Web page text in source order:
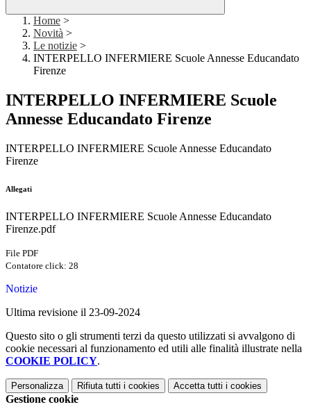
Home >
Novità >
Le notizie >
INTERPELLO INFERMIERE Scuole Annesse Educandato
Firenze
INTERPELLO INFERMIERE Scuole
Annesse Educandato Firenze
INTERPELLO INFERMIERE Scuole Annesse Educandato
Firenze
Allegati
INTERPELLO INFERMIERE Scuole Annesse Educandato
Firenze.pdf
File PDF
Contatore click: 28
Notizie
Ultima revisione il 23-09-2024
Questo sito o gli strumenti terzi da questo utilizzati si avvalgono di
cookie necessari al funzionamento ed utili alle finalità illustrate nella
COOKIE POLICY.
Personalizza Rifiuta tutti i cookies Accetta tutti i cookies
Gestione cookie